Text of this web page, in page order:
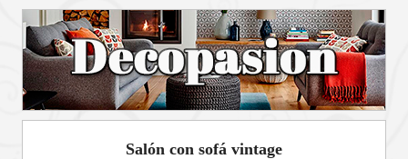
Salón con sofá vintage